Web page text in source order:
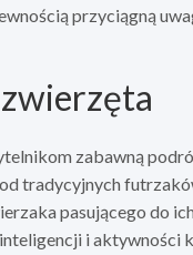
przyciągną
zabawną
tradycyjnych
pasującego do
i aktywności